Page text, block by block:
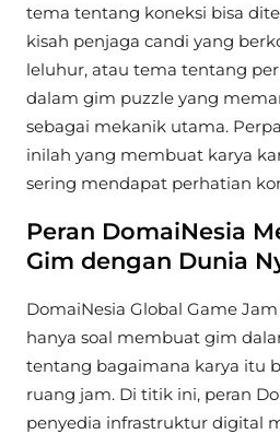
tema tentang koneksi bisa
kisah penjaga candi yang
leluhur, atau tema tentang
dalam gim puzzle yang
sebagai mekanik utama.
inilah yang membuat karya
sering mendapat perhatian
Peran DomaiNesia
Gim dengan Dunia
DomaiNesia Global Game
hanya soal membuat gim
tentang bagaimana karya itu
ruang jam. Di titik ini, peran
penyedia infrastruktur digital